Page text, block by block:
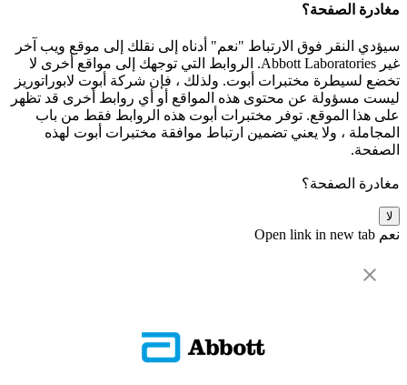
مغادرة الصفحة؟
سيؤدي النقر فوق الارتباط "نعم" أدناه إلى نقلك إلى موقع ويب آخر
غير Abbott Laboratories. الروابط التي توجهك إلى مواقع أخرى لا
تخضع لسيطرة مختبرات أبوت. ولذلك ، فإن شركة أبوت لابوراتوريز
ليست مسؤولة عن محتوى هذه المواقع أو أي روابط أخرى قد تظهر
على هذا الموقع. توفر مختبرات أبوت هذه الروابط فقط من باب
المجاملة ، ولا يعني تضمين ارتباط موافقة مختبرات أبوت لهذه
الصفحة.
مغادرة الصفحة؟
لا
نعم Open link in new tab